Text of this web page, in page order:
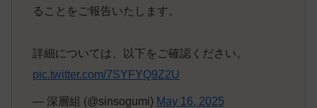
ることをご報告いたします。
詳細については、以下をご確認ください。
pic.twitter.com/7SYFYQ9Z2U
— 深層組 (@sinsogumi) May 16, 2025